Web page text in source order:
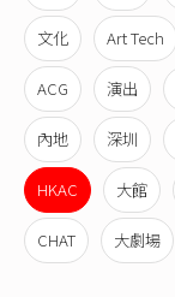
文化 Art Tech
ACG 演出
內地 深圳
HKAC 大館
CHAT 大劇場